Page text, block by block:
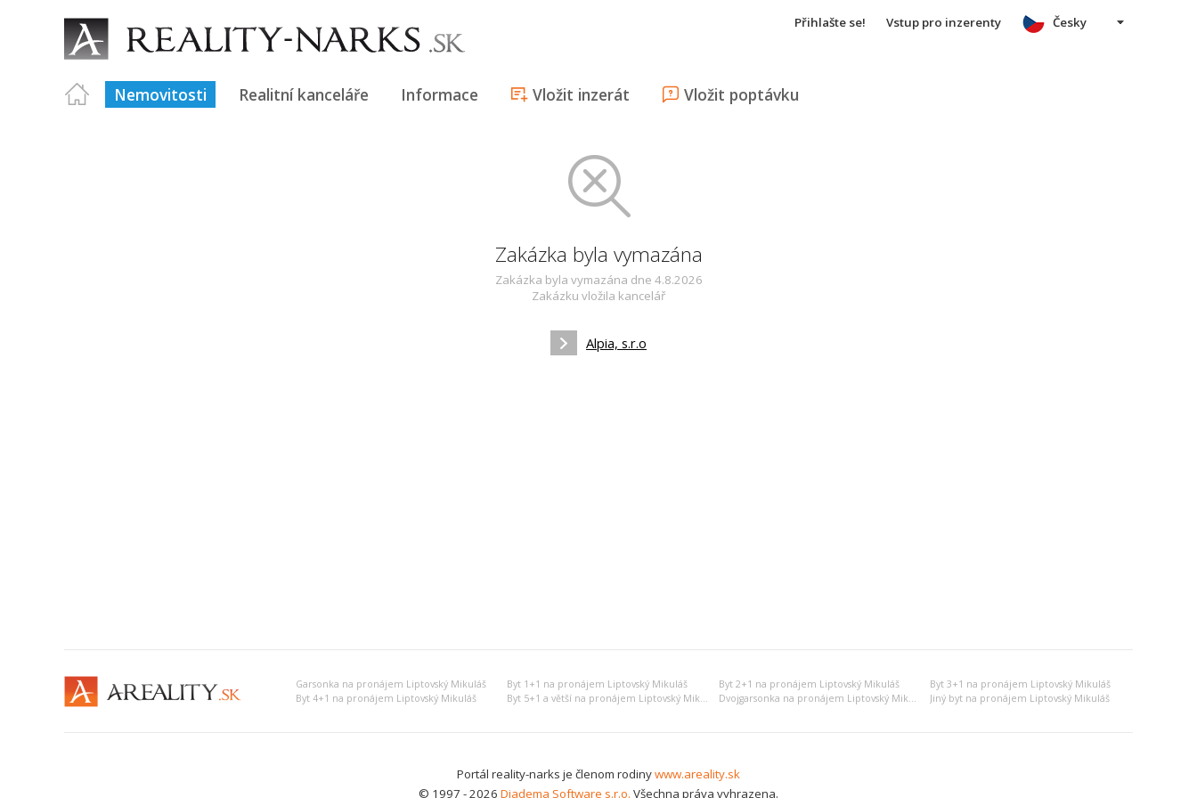
Přihlašte se! Vstup pro inzerenty
Nemovitosti Realitní kanceláře Informace Vložit inzerát Vložit poptávku
Česky
Zakázka byla vymazána
Zakázka byla vymazána dne 4.8.2026
Zakázku vložila kancelář
Alpia, s.r.o
Garsonka na pronájem Liptovský Mikuláš Byt 1+1 na pronájem Liptovský Mikuláš Byt 2+1 na pronájem Liptovský Mikuláš
Byt 3+1 na pronájem Liptovský Mikuláš
Byt 4+1 na pronájem Liptovský Mikuláš
Byt 5+1 a větší na pronájem Liptovský Mikuláš Dvojgarsonka na pronájem Liptovský Mikuláš Jiný byt na pronájem Liptovský Mikuláš
Portál reality-narks je členom rodinywww.areality.sk
© 1997 - 2026 Diadema Software s.r.o. Všechna práva vyhrazena.